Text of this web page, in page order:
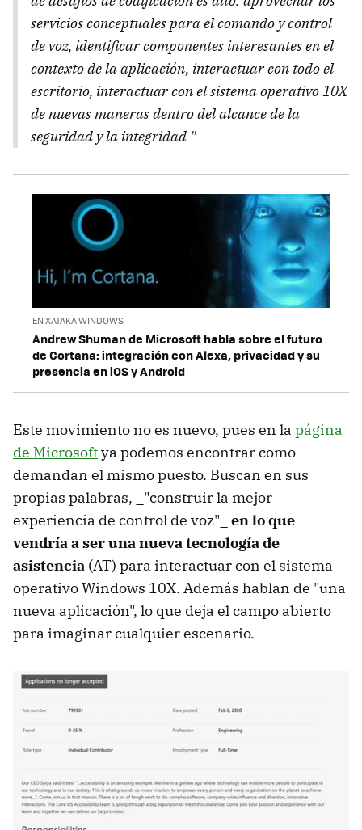
servicios conceptuales para el comando y control
de voz, identificar componentes interesantes en el
contexto de la aplicación, interactuar con todo el
escritorio, interactuar con el sistema operativo 10X
de nuevas maneras dentro del alcance de la
seguridad y la integridad "
EN XATAKA WINDOWS
Andrew Shuman de Microsoft habla sobre el futuro
de Cortana: integración con Alexa, privacidad y su
presencia en iOS y Android
Este movimiento no es nuevo, pues en la página
de Microsoftya podemos encontrar como
demandan el mismo puesto. Buscan en sus
propias palabras, _"construir la mejor
experiencia de control de voz"_ en lo que
vendría a ser una nueva tecnología de
asistencia (AT) para interactuar con el sistema
operativo Windows 10X. Además hablan de "una
nueva aplicación", lo que deja el campo abierto
para imaginar cualquier escenario.